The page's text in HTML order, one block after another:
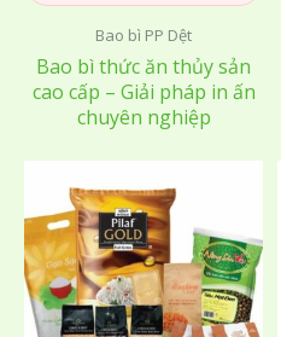
Bao bì PP Dệt
Bao bì thức ăn thủy sản
cao cấp – Giải pháp in ấn
chuyên nghiệp